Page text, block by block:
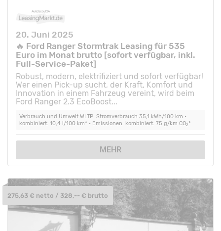
20. Juni 2025
🔥 Ford Ranger Stormtrak Leasing für 535
Euro im Monat brutto [sofort verfügbar, inkl.
Full-Service-Paket]
Robust, modern, elektrifiziert und sofort verfügbar!
Wer einen Pick-up sucht, der Kraft, Komfort und
Innovation in einem Fahrzeug vereint, wird beim
Ford Ranger 2.3 EcoBoost...
Verbrauch und Umwelt WLTP: Stromverbrauch 35,1 kWh/100 km •
kombiniert: 10,4 l/100 km* • Emissionen: kombiniert: 75 g/km CO2*
MEHR
275,63 € netto / 328,-- € brutto